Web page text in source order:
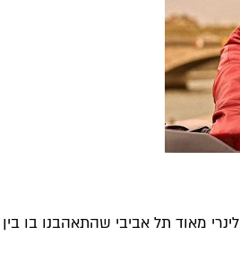
מאוד תל אביבי שהתאהבנו בו